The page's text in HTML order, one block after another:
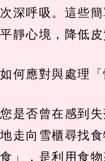
次深呼吸。這些
平靜心境，降低皮
如何應對與處理
您是否曾在感到
地走向雪櫃尋找
食」，是利用食